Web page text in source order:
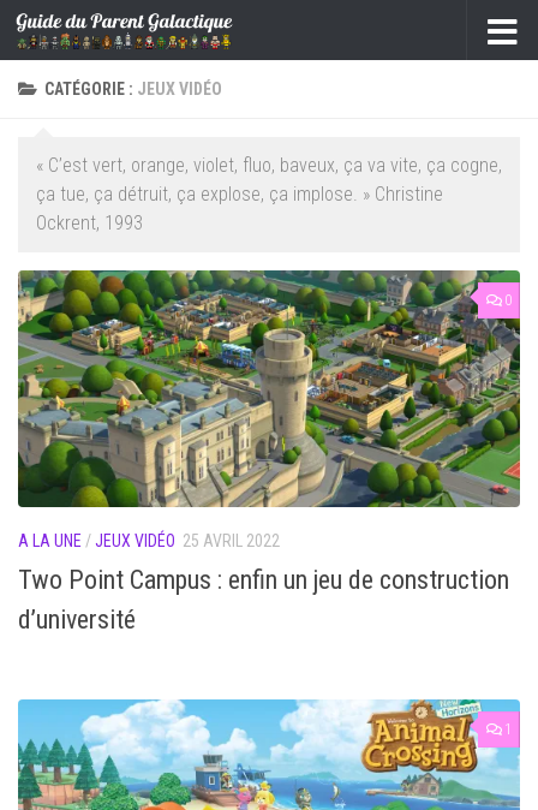
Skip to content
CATÉGORIE : JEUX VIDÉO
« C’est vert, orange, violet, fluo, baveux, ça va vite, ça cogne,
ça tue, ça détruit, ça explose, ça implose. » Christine
Ockrent, 1993
0
A LA UNE /JEUX VIDÉO 25 AVRIL 2022
Two Point Campus : enfin un jeu de construction
d’université
1